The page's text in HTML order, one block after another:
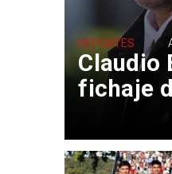
Claudio
fichaje
DEPORTES